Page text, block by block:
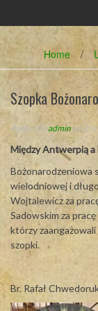
Home /
Szopka
Posted Byadmin on 2
Między Antwerpią
Bożonarodzeniowa
wielodniowej i
Wojtalewicz za
Sadowskim za
którzy
szopki.
Br. Rafał